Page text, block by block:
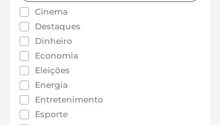
Cinema
Destaques
Dinheiro
Economia
Eleições
Energia
Entretenimento
Esporte